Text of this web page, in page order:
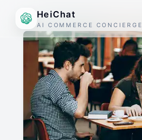
HeiChat
AI COMMERCE CONCIERGE